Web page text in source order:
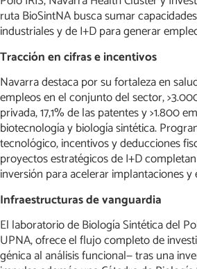
ruta BioSintNA busca sumar
industriales y de I+D para generar
Tracción en cifras e incentivos
Navarra destaca por su fortaleza en
empleos en el conjunto del sector,
privada, 17,1% de las patentes y >1.800
biotecnología y biología sintética.
tecnológico, incentivos y deducciones
proyectos estratégicos de I+D
inversión para acelerar implantaciones y
Infraestructuras de vanguardia
El laboratorio de Biología Sintética del
UPNA, ofrece el flujo completo de
génica al análisis funcional— tras una